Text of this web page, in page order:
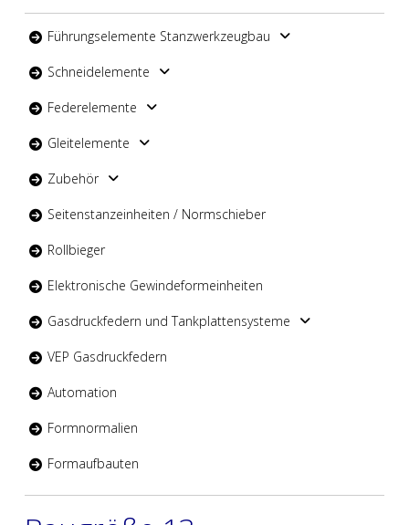
Führungselemente Stanzwerkzeugbau
Schneidelemente
Federelemente
Gleitelemente
Zubehör
Seitenstanzeinheiten / Normschieber
Rollbieger
Elektronische Gewindeformeinheiten
Gasdruckfedern und Tankplattensysteme
VEP Gasdruckfedern
Automation
Formnormalien
Formaufbauten